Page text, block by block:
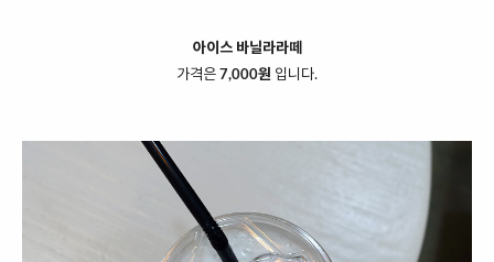
아이스 바닐라라떼
가격은 7,000원 입니다.